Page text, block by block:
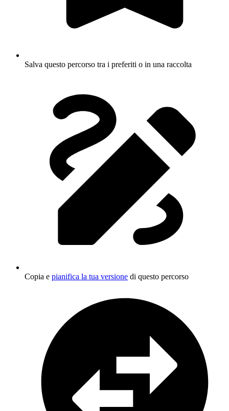
Salva questo percorso tra i preferiti o in una raccolta
Copia e pianifica la tua versione di questo percorso